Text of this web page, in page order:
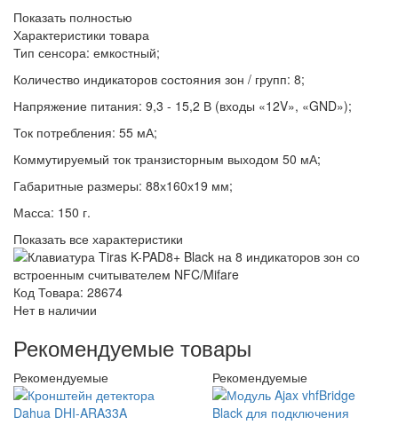
Показать полностью
Характеристики товара
Тип сенсора: емкостный;
Количество индикаторов состояния зон / групп: 8;
Напряжение питания: 9,3 - 15,2 В (входы «12V», «GND»);
Ток потребления: 55 мА;
Коммутируемый ток транзисторным выходом 50 мА;
Габаритные размеры: 88х160х19 мм;
Масса: 150 г.
Показать все характеристики
Код Товара: 28674
Нет в наличии
Рекомендуемые товары
Рекомендуемые Рекомендуемые